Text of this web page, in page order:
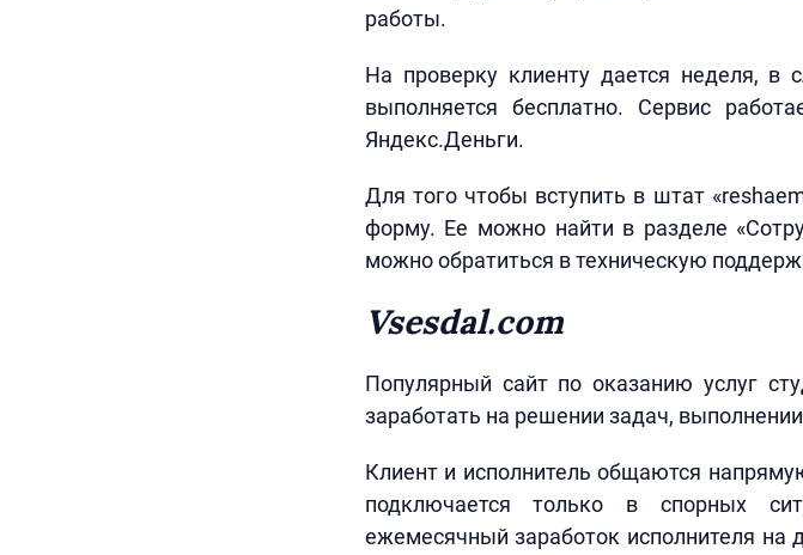
работы.
На проверку клиенту дается неделя, в
выполняется бесплатно. Сервис
Яндекс.Деньги.
Для того чтобы вступить в штат
форму. Ее можно найти в разделе
можно обратиться в техническую
Vsesdal.com
Популярный сайт по оказанию услуг
заработать на решении задач,
Клиент и исполнитель общаются
подключается только в спорных
ежемесячный заработок исполнителя на